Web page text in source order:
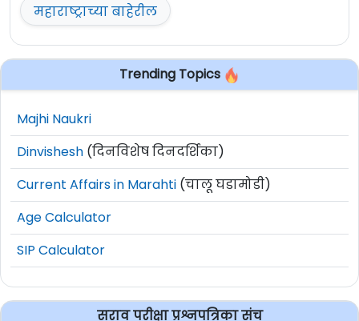
महाराष्ट्राच्या बाहेरील
Trending Topics
Majhi Naukri
Dinvishesh (दिनविशेष दिनदर्शिका)
Current Affairs in Marahti (चालू घडामोडी)
Age Calculator
SIP Calculator
सराव परीक्षा प्रश्नपत्रिका संच